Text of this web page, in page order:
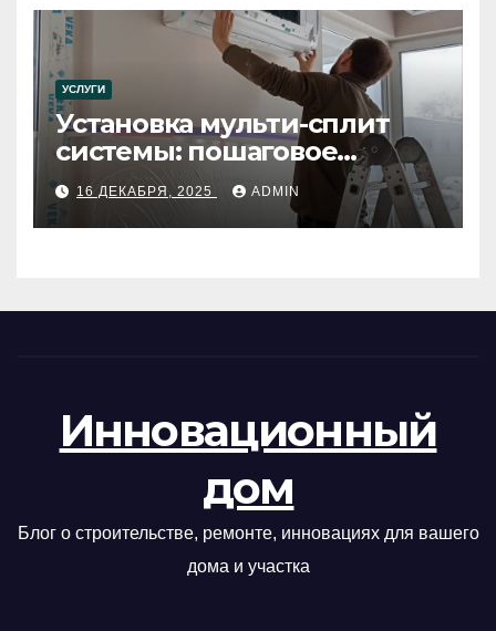
УСЛУГИ
Установка мульти-сплит
системы: пошаговое
руководство
16 ДЕКАБРЯ, 2025 ADMIN
Инновационный
дом
Блог о строительстве, ремонте, инновациях для вашего
дома и участка